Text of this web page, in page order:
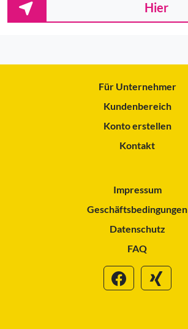
Hier
Für Unternehmer
Kundenbereich
Konto erstellen
Kontakt
Impressum
Geschäftsbedingungen
Datenschutz
FAQ